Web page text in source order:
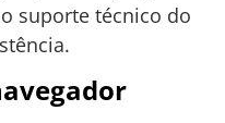
suporte técnico do